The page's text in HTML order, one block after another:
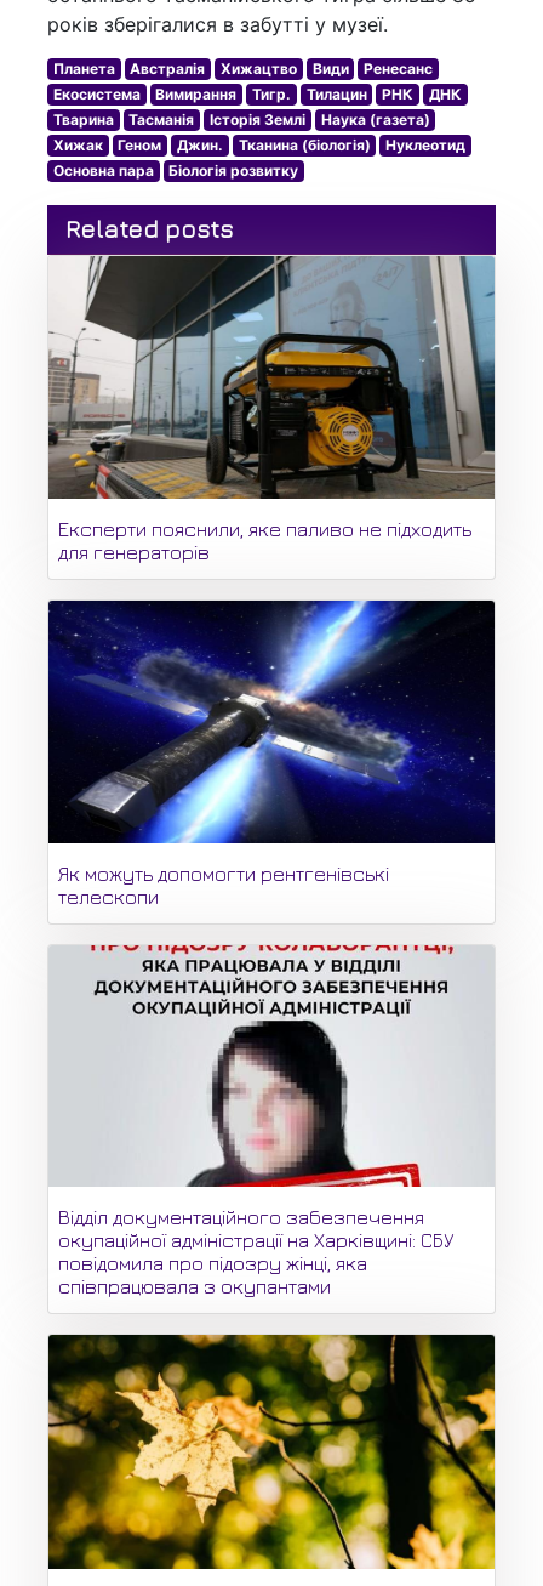
років зберігалися в забутті у музеї.
Планета Австралія Хижацтво Види
Ренесанс
Екосистема
Вимирання Тигр. Тилацин РНК
ДНК
Тварина
Тасманія Історія Землі
Наука (газета)
Хижак
Геном Джин. Тканина (біологія)
Нуклеотид
Основна пара
Біологія розвитку
Related posts
Експерти пояснили, яке паливо не підходить
для генераторів
Як можуть допомогти рентгенівські
телескопи
Відділ документаційного забезпечення
окупаційної адміністрації на Харківщині: СБУ
повідомила про підозру жінці, яка
співпрацювала з окупантами